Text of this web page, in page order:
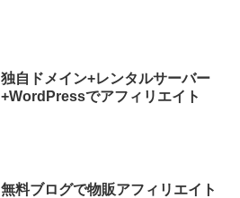
独自ドメイン+レンタルサーバー
+WordPressでアフィリエイト
無料ブログで物販アフィリエイト